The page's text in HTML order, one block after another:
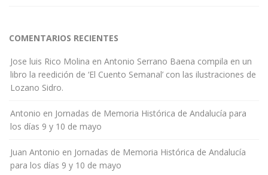
COMENTARIOS RECIENTES
Jose luis Rico Molina en Antonio Serrano Baena compila en un
libro la reedición de ‘El Cuento Semanal’ con las ilustraciones de
Lozano Sidro.
Antonio en Jornadas de Memoria Histórica de Andalucía para
los días 9 y 10 de mayo
Juan Antonio en Jornadas de Memoria Histórica de Andalucía
para los días 9 y 10 de mayo